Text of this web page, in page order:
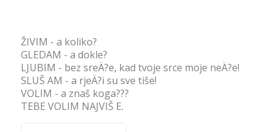
ŽIVIM - a koliko?
GLEDAM - a dokle?
LJUBIM - bez sreÄ?e, kad tvoje srce moje neÄ?e!
SLUŠ AM - a rjeÄ?i su sve tiše!
VOLIM - a znaš koga???
TEBE VOLIM NAJVIŠ E.